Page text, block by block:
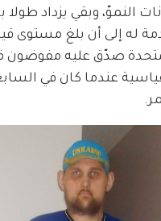
النموّ، وبقي يزداد طولا
له إلى أن بلغ مستوى
صدّق عليه
عندما كان في